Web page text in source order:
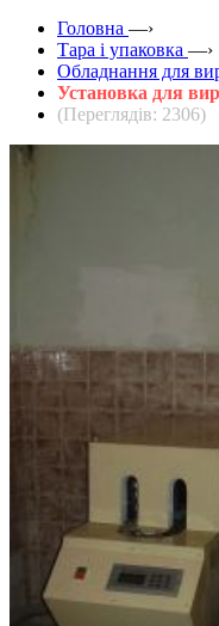
Головна —›
Тара і упаковка —›
Обладнання для
Установка для
(Переглядів: 2306)